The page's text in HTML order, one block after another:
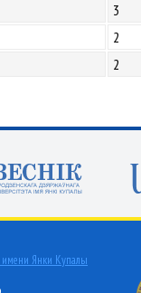
3
2
2
имени Янки Купалы